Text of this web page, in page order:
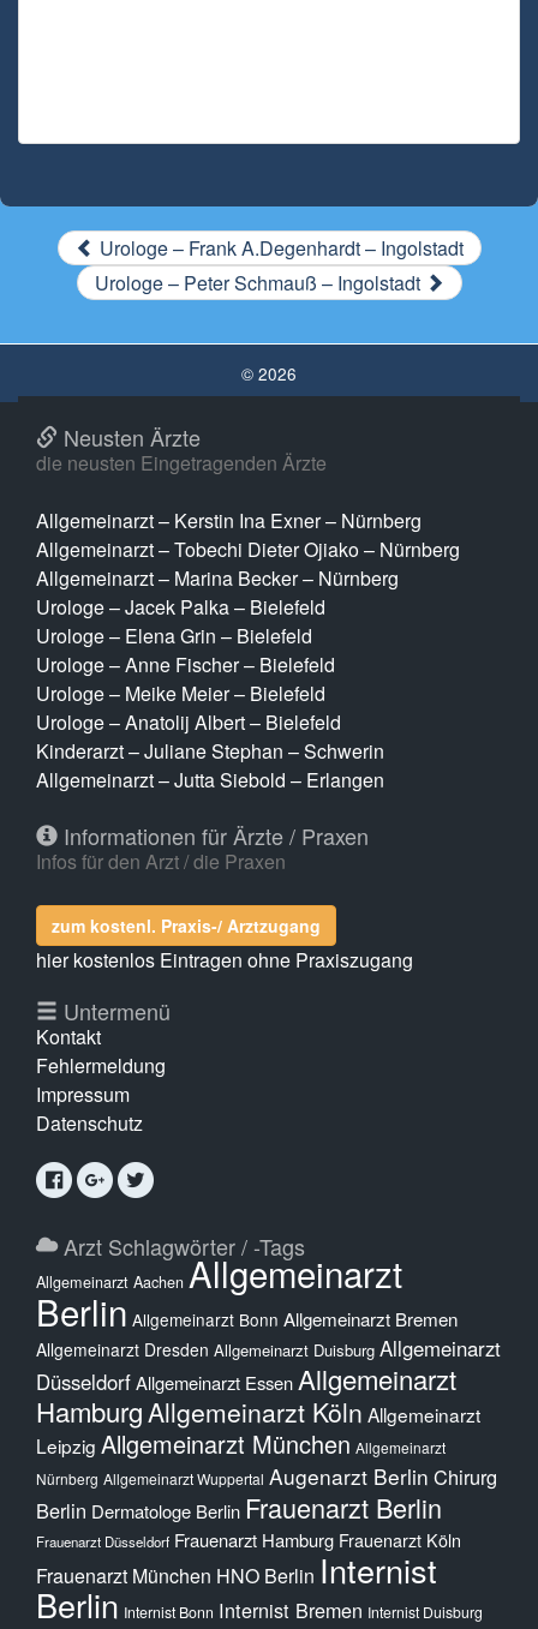
Urologe – Frank A.Degenhardt – Ingolstadt
Urologe – Peter Schmauß – Ingolstadt
© 2026
Neusten Ärzte
die neusten Eingetragenden Ärzte
Allgemeinarzt – Kerstin Ina Exner – Nürnberg
Allgemeinarzt – Tobechi Dieter Ojiako – Nürnberg
Allgemeinarzt – Marina Becker – Nürnberg
Urologe – Jacek Palka – Bielefeld
Urologe – Elena Grin – Bielefeld
Urologe – Anne Fischer – Bielefeld
Urologe – Meike Meier – Bielefeld
Urologe – Anatolij Albert – Bielefeld
Kinderarzt – Juliane Stephan – Schwerin
Allgemeinarzt – Jutta Siebold – Erlangen
Informationen für Ärzte / Praxen
Infos für den Arzt / die Praxen
zum kostenl. Praxis-/ Arztzugang
hier kostenlos Eintragen ohne Praxiszugang
Untermenü
Kontakt
Fehlermeldung
Impressum
Datenschutz
Arzt Schlagwörter / -Tags
Allgemeinarzt Aachen Allgemeinarzt
Berlin Allgemeinarzt Bonn Allgemeinarzt Bremen
Allgemeinarzt Dresden Allgemeinarzt Duisburg Allgemeinarzt
DüsseldorfAllgemeinarzt Essen Allgemeinarzt
HamburgAllgemeinarzt Köln Allgemeinarzt
Leipzig Allgemeinarzt München Allgemeinarzt
Nürnberg Allgemeinarzt Wuppertal Augenarzt Berlin Chirurg
Berlin Dermatologe Berlin Frauenarzt Berlin
Frauenarzt Düsseldorf Frauenarzt Hamburg Frauenarzt Köln
Frauenarzt München HNO Berlin Internist
Berlin Internist Bonn Internist Bremen Internist Duisburg